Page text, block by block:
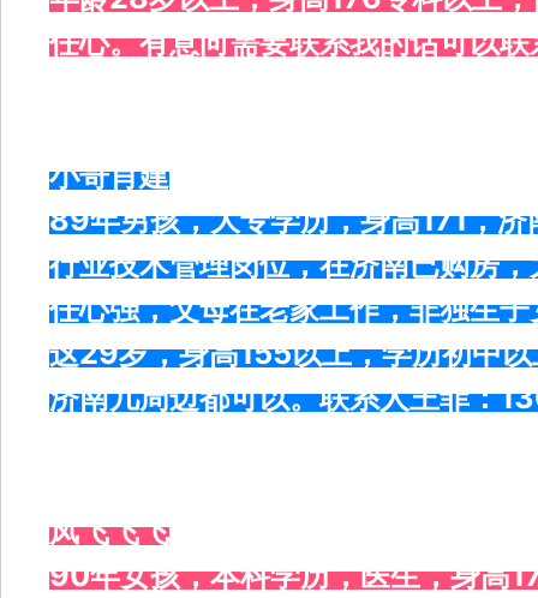
任心。有意向需要联系我的话可以
小哥肖建
89年男孩，大专学历，身高171，
行业技术管理岗位，在济南已购房
任心强，父母在老家工作，非独生
这29岁，身高155以上，学历初中
济南几周边都可以。联系人王菲：
凤飞飞飞
90年女孩，本科学历，医生，身高